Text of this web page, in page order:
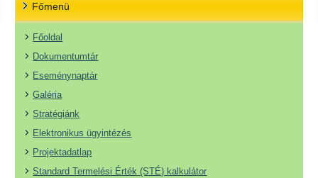
Főmenü
Főoldal
Dokumentumtár
Eseménynaptár
Galéria
Stratégiánk
Elektronikus ügyintézés
Projektadatlap
Standard Termelési Érték (STÉ) kalkulátor